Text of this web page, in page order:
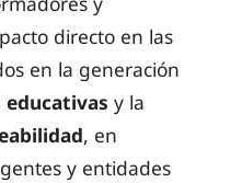
directo en las
en la generación
y la
, en
y entidades